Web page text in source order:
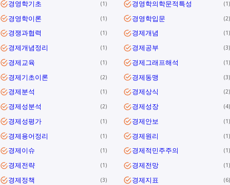
경영학기초 1 경영학의학문적특성 1
경영학이론 1 경영학입문 2
경쟁과협력 1 경제개념 1
경제개념정리 1 경제공부 3
경제교육 1 경제그래프해석 1
경제기초이론 2 경제동맹 3
경제분석 1 경제상식 2
경제성분석 2 경제성장 4
경제성평가 1 경제안보 1
경제용어정리 1 경제원리 1
경제이슈 1 경제적민주주의 1
경제전략 1 경제전망 1
경제정책 3 경제지표 6